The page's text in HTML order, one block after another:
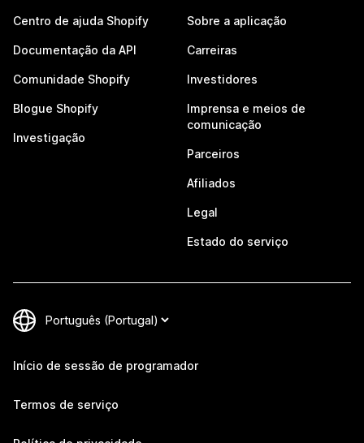
Centro de ajuda Shopify
Documentação da API
Comunidade Shopify
Blogue Shopify
Investigação
Sobre a aplicação
Carreiras
Investidores
Imprensa e meios de
comunicação
Parceiros
Afiliados
Legal
Estado do serviço
Início de sessão de programador
Termos de serviço